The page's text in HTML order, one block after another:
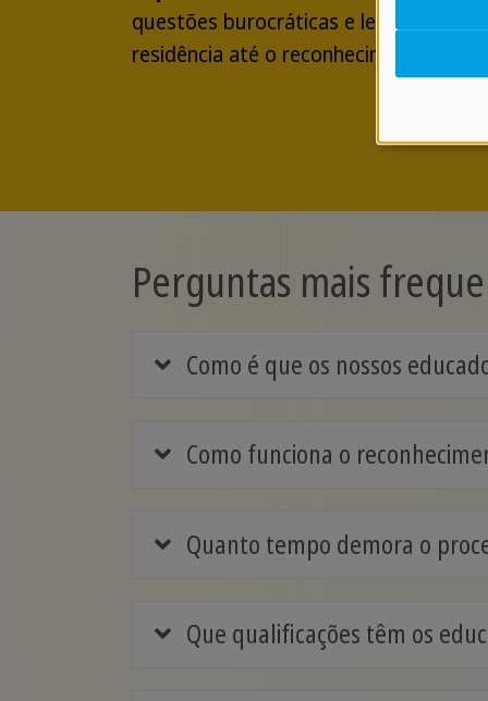
questões burocráticas e legais,
residência até o reconhecimento de
Perguntas mais
Como é que os nossos
Como funciona o
Quanto tempo demora o
Que qualificações têm os